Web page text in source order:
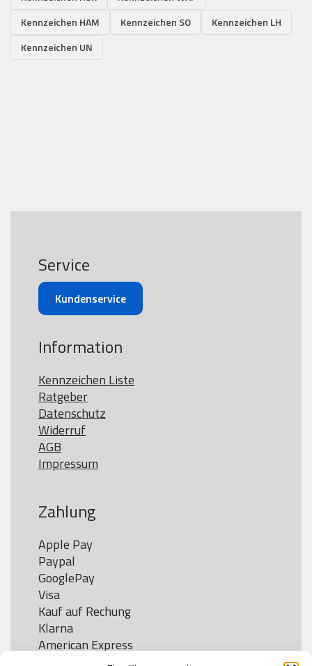
Kennzeichen HAM
Kennzeichen SO
Kennzeichen LH
Kennzeichen UN
Service
Kundenservice
Information
Kennzeichen Liste
Ratgeber
Datenschutz
Widerruf
AGB
Impressum
Zahlung
Apple Pay
Paypal
GooglePay
Visa
Kauf auf Rechung
Klarna
American Express